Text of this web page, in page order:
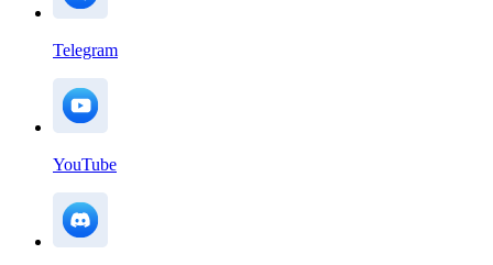
Telegram
YouTube